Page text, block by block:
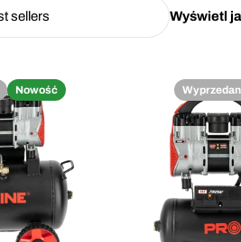
Wyświetl
Nowość